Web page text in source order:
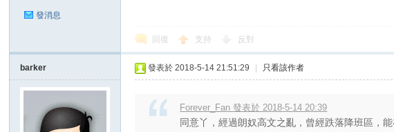
愛
發消息
回復 支持 反對
barker 發表於 2018-5-14 21:51:29 只看該作者
Forever_Fan 發表於 2018-5-14 20:39
同意丫，經過朗奴高文之亂，曾經跌落降班區，